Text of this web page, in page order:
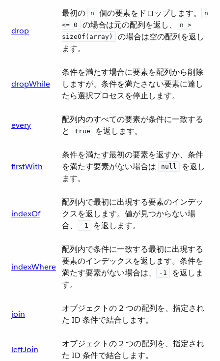
drop
最初の ​ n ​ 個の要素をドロップします。​
n
<= 0
​ の場合は元の配列を返し、​
n >
sizeOf(array)
​ の場合は空の配列を返し
ます。
dropWhile
条件を満たす場合に要素を配列から削除
しますが、条件を満たさない要素に達し
たら選択プロセスを停止します。
every
配列内のすべての要素が条件に一致する
と ​
true ​ を返します。
firstWith
条件を満たす最初の要素を返すか、条件
を満たす要素がない場合は ​
null
​ を返し
ます。
indexOf
配列内で最初に出現する要素のインデッ
クスを返します。値が見つからない場
合、​
-1 ​ を返します。
indexWhere
配列内で条件に一致する最初に出現する
要素のインデックスを返します。条件を
満たす要素がない場合は、​
-1
​ を返しま
す。
join
オブジェクトの 2 つの配列を、指定され
た ID 条件で結合します。
leftJoin
オブジェクトの 2 つの配列を、指定され
た ID 条件で結合します。